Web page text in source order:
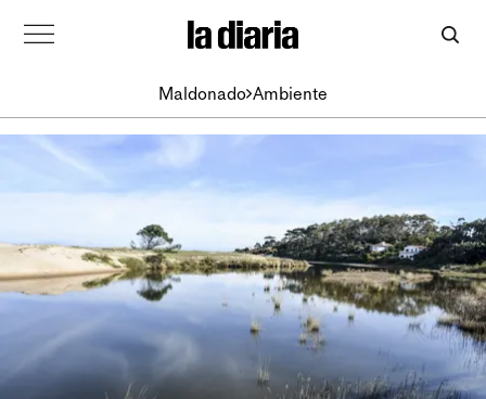
Maldonado Ambiente